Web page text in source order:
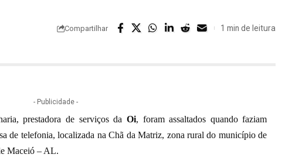
Compartilhar 1 min de leitura
- Publicidade -
prestadora de serviços da Oi, foram assaltados quando faziam
de telefonia, localizada na Chã da Matriz, zona rural do município de
Maceió – AL.